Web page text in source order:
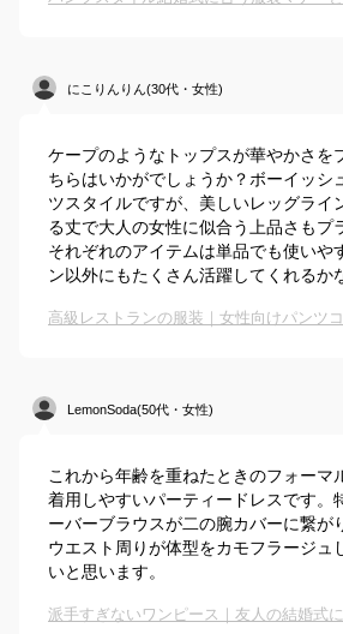
にこりんりん(30代・女性)
ケープのようなトップスが華やかさを
ちらはいかがでしょうか？ボーイッシ
ツスタイルですが、美しいレッグライ
る丈で大人の女性に似合う上品さもプ
それぞれのアイテムは単品でも使いや
ン以外にもたくさん活躍してくれるか
LemonSoda(50代・女性)
これから年齢を重ねたときのフォーマ
着用しやすいパーティードレスです。
ーバーブラウスが二の腕カバーに繋が
ウエスト周りが体型をカモフラージュ
いと思います。